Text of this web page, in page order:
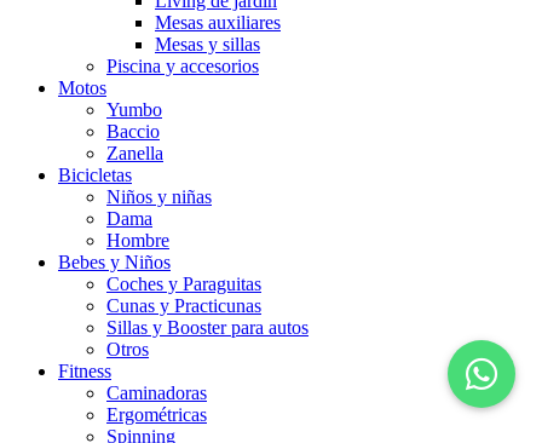
Mesas auxiliares
Mesas y sillas
Piscina y accesorios
Motos
Yumbo
Baccio
Zanella
Bicicletas
Niños y niñas
Dama
Hombre
Bebes y Niños
Coches y Paraguitas
Cunas y Practicunas
Sillas y Booster para autos
Otros
Fitness
Caminadoras
Ergométricas
Spinning